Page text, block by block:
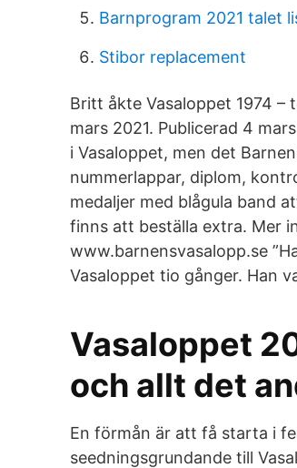
Barnprogram 2021 talet
Stibor replacement
Britt åkte Vasaloppet 1974 –
mars 2021. Publicerad 4
i Vasaloppet, men det
nummerlappar, diplom,
medaljer med blågula band
finns att beställa extra. Mer
www.barnensvasalopp.se
Vasaloppet tio gånger. Han
Vasaloppet
och allt det
En förmån är att få starta i
seedningsgrundande till